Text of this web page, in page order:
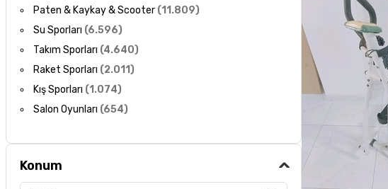
Paten & Kaykay & Scooter (11.809)
Su Sporları (6.596)
Takım Sporları (4.640)
Raket Sporları (2.011)
Kış Sporları (1.074)
Salon Oyunları (654)
Konum